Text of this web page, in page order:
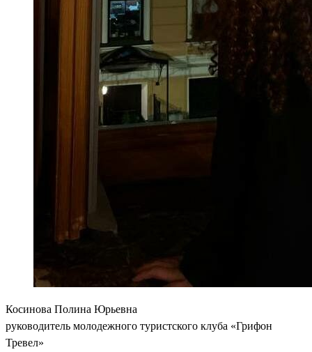
Косинова Полина Юрьевна
руководитель молодежного туристского клуба «Грифон
Тревел»